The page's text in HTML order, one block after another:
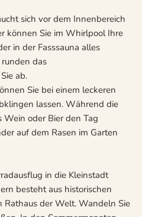
sich vor dem Innenbereich
können Sie im Whirlpool Ihre
in der Fasssauna alles
das
ab.
Sie bei einem leckeren
lassen. Während die
Wein oder Bier den Tag
auf dem Rasen im Garten
in die Kleinstadt
besteht aus historischen
Rathaus der Welt. Wandeln Sie